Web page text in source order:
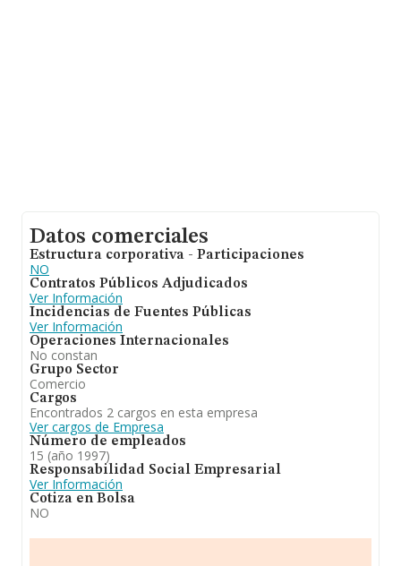
Datos comerciales
Estructura corporativa - Participaciones
NO
Contratos Públicos Adjudicados
Ver Información
Incidencias de Fuentes Públicas
Ver Información
Operaciones Internacionales
No constan
Grupo Sector
Comercio
Cargos
Encontrados 2 cargos en esta empresa
Ver cargos de Empresa
Número de empleados
15 (año 1997)
Responsabilidad Social Empresarial
Ver Información
Cotiza en Bolsa
NO